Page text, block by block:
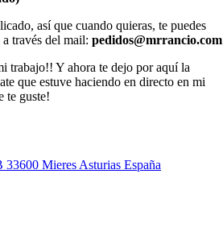
así que cuando quieras, te puedes
través del mail: pedidos@mrrancio.com
trabajo!! Y ahora te dejo por aquí la
que estuve haciendo en directo en mi
te guste!
33600 Mieres Asturias España